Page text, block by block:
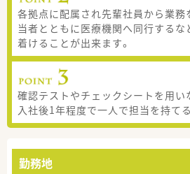
各拠点に配属され先輩社員から業務
当者とともに医療機関へ同行するな
着けることが出来ます。
確認テストやチェックシートを用い
入社後1年程度で一人で担当を持て
勤務地